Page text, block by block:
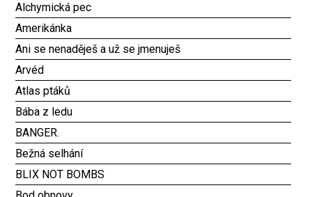
Alchymická pec
Amerikánka
Ani se nenaděješ a už se jmenuješ
Arvéd
Atlas ptáků
Bába z ledu
BANGER.
Bežná selhání
BLIX NOT BOMBS